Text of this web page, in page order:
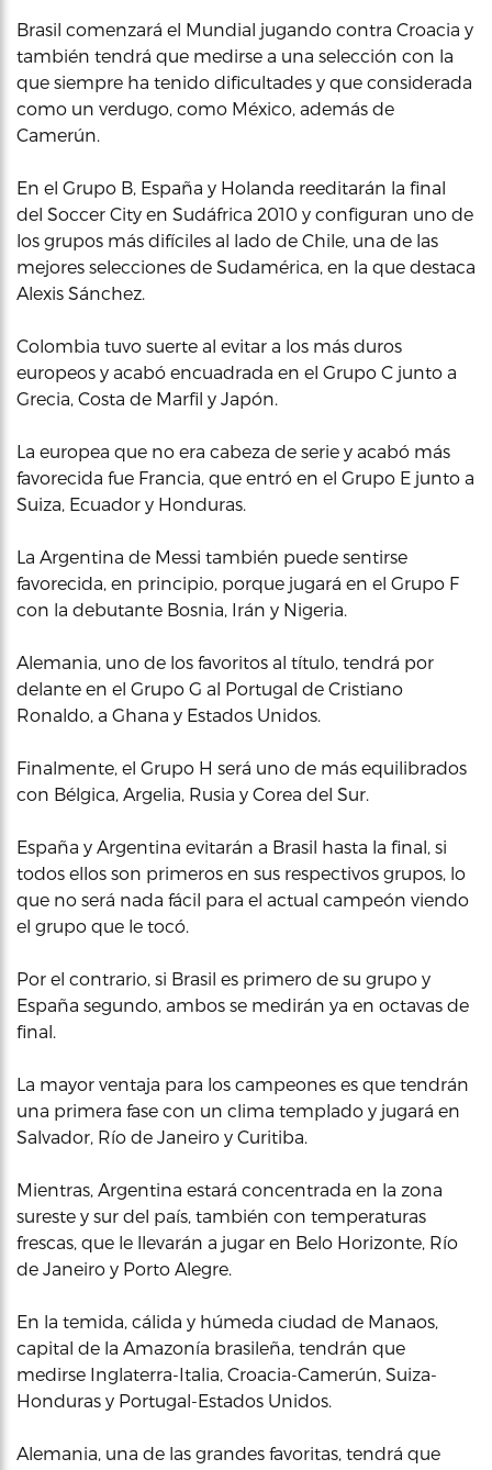
Brasil comenzará el Mundial jugando contra Croacia y
también tendrá que medirse a una selección con la
que siempre ha tenido dificultades y que considerada
como un verdugo, como México, además de
Camerún.
En el Grupo B, España y Holanda reeditarán la final
del Soccer City en Sudáfrica 2010 y configuran uno de
los grupos más difíciles al lado de Chile, una de las
mejores selecciones de Sudamérica, en la que destaca
Alexis Sánchez.
Colombia tuvo suerte al evitar a los más duros
europeos y acabó encuadrada en el Grupo C junto a
Grecia, Costa de Marfil y Japón.
La europea que no era cabeza de serie y acabó más
favorecida fue Francia, que entró en el Grupo E junto a
Suiza, Ecuador y Honduras.
La Argentina de Messi también puede sentirse
favorecida, en principio, porque jugará en el Grupo F
con la debutante Bosnia, Irán y Nigeria.
Alemania, uno de los favoritos al título, tendrá por
delante en el Grupo G al Portugal de Cristiano
Ronaldo, a Ghana y Estados Unidos.
Finalmente, el Grupo H será uno de más equilibrados
con Bélgica, Argelia, Rusia y Corea del Sur.
España y Argentina evitarán a Brasil hasta la final, si
todos ellos son primeros en sus respectivos grupos, lo
que no será nada fácil para el actual campeón viendo
el grupo que le tocó.
Por el contrario, si Brasil es primero de su grupo y
España segundo, ambos se medirán ya en octavas de
final.
La mayor ventaja para los campeones es que tendrán
una primera fase con un clima templado y jugará en
Salvador, Río de Janeiro y Curitiba.
Mientras, Argentina estará concentrada en la zona
sureste y sur del país, también con temperaturas
frescas, que le llevarán a jugar en Belo Horizonte, Río
de Janeiro y Porto Alegre.
En la temida, cálida y húmeda ciudad de Manaos,
capital de la Amazonía brasileña, tendrán que
medirse Inglaterra-Italia, Croacia-Camerún, Suiza-
Honduras y Portugal-Estados Unidos.
Alemania, una de las grandes favoritas, tendrá que